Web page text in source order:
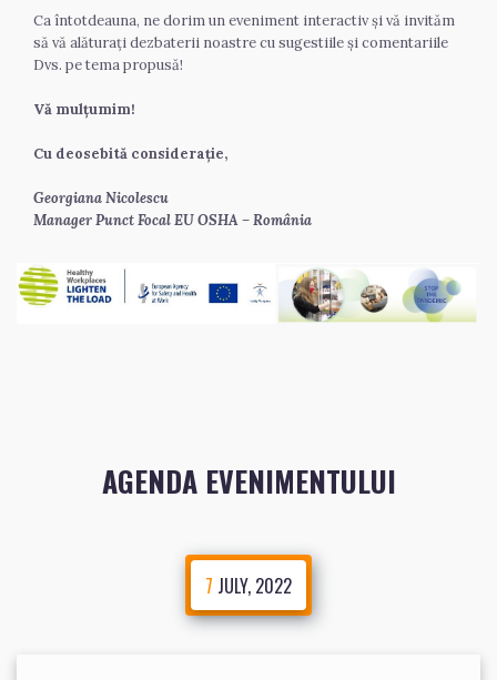
Ca întotdeauna, ne dorim un eveniment interactiv și vă invităm
să vă alăturați dezbaterii noastre cu sugestiile și comentariile
Dvs. pe tema propusă!
Vă mulțumim!
Cu deosebită considerație,
Georgiana Nicolescu
Manager Punct Focal EU OSHA – România
AGENDA EVENIMENTULUI
7 JULY, 2022